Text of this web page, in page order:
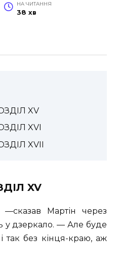
НА ЧИТАННЯ
38 хв
XV
XVI
XVII
XV
Мартін через
у дзеркало. — Але буде
так без кінця-краю, аж